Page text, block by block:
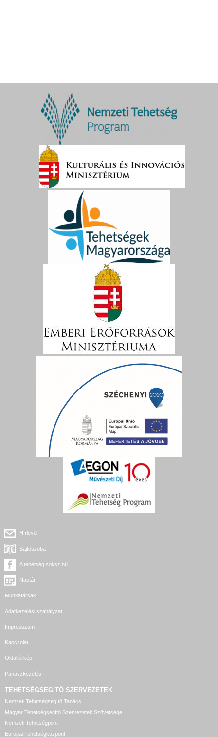
Hírlevél
Sajtószoba
A tehetség sokszínű
Naptár
Munkatársak
Adatkezelési szabályzat
Impresszum
Kapcsolat
Oldaltérkép
Panaszkezelés
TEHETSÉGSEGÍTŐ SZERVEZETEK
Nemzeti Tehetségsegítő Tanács
Magyar Tehetségsegítő Szervezetek Szövetsége
Nemzeti Tehetségpont
Európai Tehetségközpont